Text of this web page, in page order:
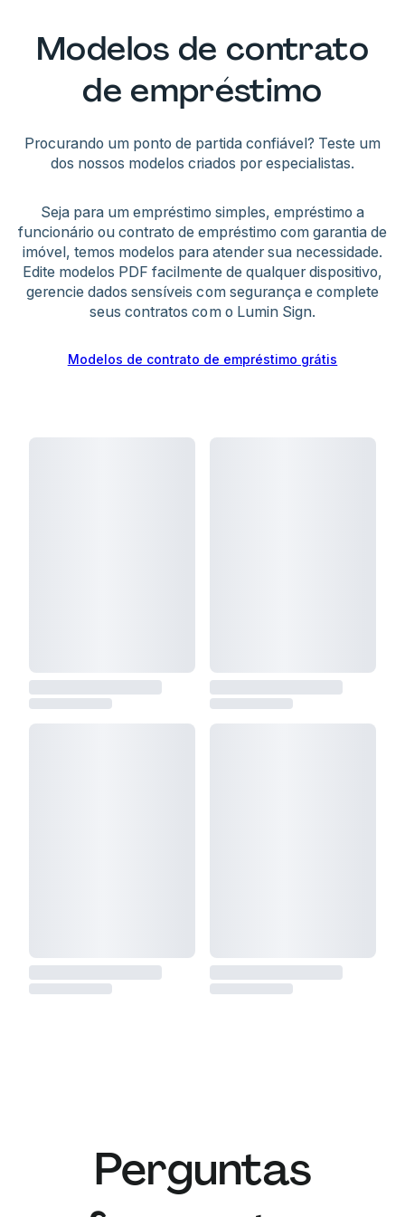
qualquer encerramento para evitar conflitos
futuros quanto a obrigações pendentes.
- Outras causas incluem finalidade ilícita (ex:
financiamento de crimes), ausência de
contraprestação (sem transferência real de
dinheiro) ou descumprimento de exigências
estaduais como contratos escritos acima de
certos valores.
cronograma de pagamento, opções de quitação
antecipada, exigência de garantias e cláusulas
de inadimplência. Tanto credores quanto
tomadores devem manter comunicação clara e
transparente sobre condições e expectativas.
Nosso gerador facilita a negociação ao criar
resultados vantajosos: credores podem aceitar
taxas menores em troca de garantias mais
sólidas; tomadores podem propor garantias para
flexibilizar o pagamento.
todos compreendam as cláusulas antes da
assinatura. O objetivo é um contrato seguro para
Modelos de contrato
de empréstimo
Procurando um ponto de partida confiável? Teste um
dos nossos modelos criados por especialistas.
Seja para um empréstimo simples, empréstimo a
funcionário ou contrato de empréstimo com garantia de
imóvel, temos modelos para atender sua necessidade.
Edite modelos PDF facilmente de qualquer dispositivo,
gerencie dados sensíveis com segurança e complete
seus contratos com o Lumin Sign.
Modelos de contrato de empréstimo grátis
Perguntas